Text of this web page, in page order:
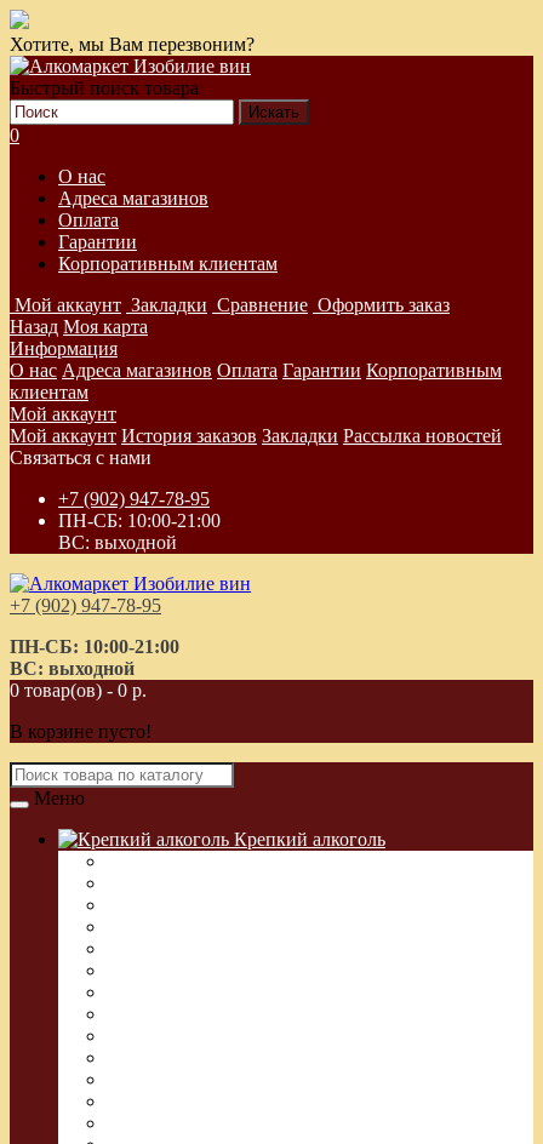
Хотите, мы Вам перезвоним?
Быстрый поиск товара
0
О нас
Адреса магазинов
Оплата
Гарантии
Корпоративным клиентам
Мой аккаунт Закладки Сравнение Оформить заказ
Назад Моя карта
Информация
О нас Адреса магазинов Оплата Гарантии Корпоративным
клиентам
Мой аккаунт
Мой аккаунт История заказов Закладки Рассылка новостей
Связаться с нами
+7 (902) 947-78-95
ПН-СБ: 10:00-21:00
ВС: выходной
+7 (902) 947-78-95
ПН-СБ: 10:00-21:00
ВС: выходной
0 товар(ов) - 0 р.
В корзине пусто!
Меню
Крепкий алкоголь